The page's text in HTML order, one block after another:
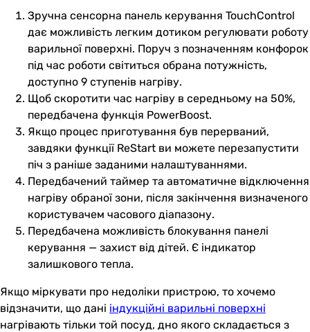
Зручна сенсорна панель керування TouchControl
дає можливість легким дотиком регулювати роботу
варильної поверхні. Поруч з позначенням конфорок
під час роботи світиться обрана потужність,
доступно 9 ступенів нагріву.
Щоб скоротити час нагріву в середньому на 50%,
передбачена функція PowerBoost.
Якщо процес приготування був перерваний,
завдяки функції ReStart ви можете перезапустити
піч з раніше заданими налаштуваннями.
Передбачений таймер та автоматичне відключення
нагріву обраної зони, після закінчення визначеного
користувачем часового діапазону.
Передбачена можливість блокування панелі
керування — захист від дітей. Є індикатор
залишкового тепла.
Якщо міркувати про недоліки пристрою, то хочемо
відзначити, що дані індукційні варильні поверхні
нагрівають тільки той посуд, дно якого складається з